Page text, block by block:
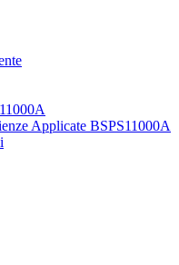
Applicate BSPS11000A